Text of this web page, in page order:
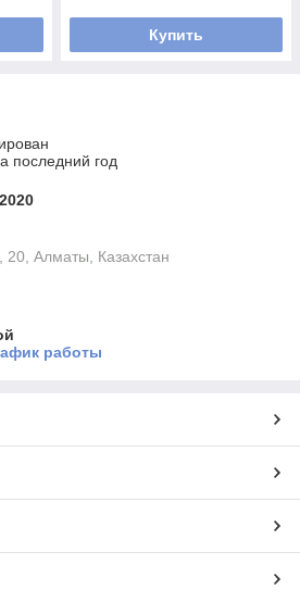
Купить
последний год
20, Алматы, Казахстан
работы